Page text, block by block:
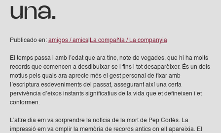
una.
Publicado en: amigos / amics La compañía / La companyia
El temps passa i amb l’edat que ara tinc, note de vegades, que hi ha molts
records que comencen a desdibuixar-se i fins i tot desaparèixer. És un dels
motius pels quals ara aprecie més el gest personal de fixar amb
l’escriptura esdeveniments del passat, assegurant així una certa
pervivència d’eixos instants significatius de la vida que et defineixen i et
conformen.
L’altre dia em va sorprendre la notícia de la mort de Pep Cortés. La
impressió em va omplir la memòria de records antics on ell apareixia. El